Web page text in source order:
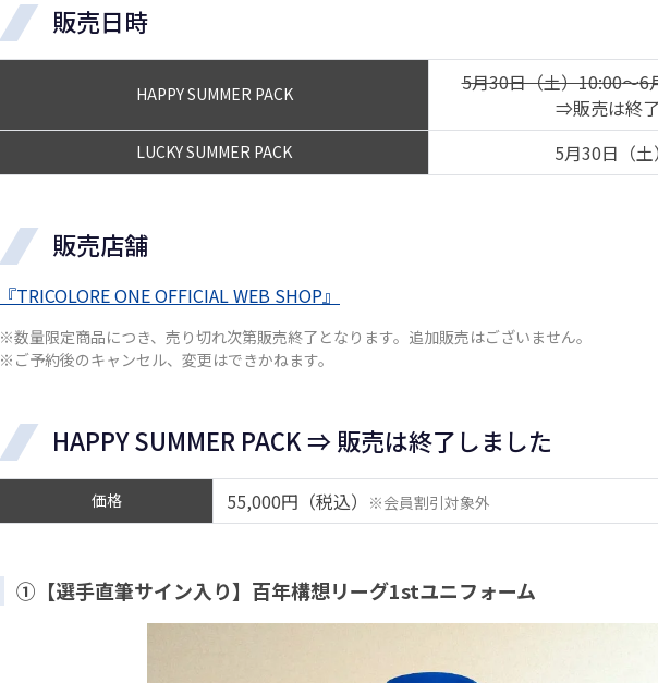
販売日時
HAPPY SUMMER PACK 5月30日（土）10:00～6
⇒販売は終
LUCKY SUMMER PACK 5月30日（
販売店舗
『TRICOLORE ONE OFFICIAL WEB SHOP』
※数量限定商品につき、売り切れ次第販売終了となります。追加販売はございません。
※ご予約後のキャンセル、変更はできかねます。
HAPPY SUMMER PACK ⇒ 販売は終了しました
価格 55,000円（税込） ※会員割引対象外
①【選手直筆サイン入り】百年構想リーグ1stユニフォーム